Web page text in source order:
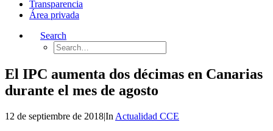
Transparencia
Área privada
Search
El IPC aumenta dos décimas en Canarias
durante el mes de agosto
12 de septiembre de 2018|In Actualidad CCE